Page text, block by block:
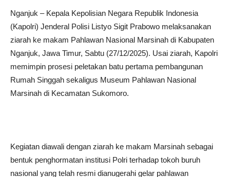
Nganjuk – Kepala Kepolisian Negara Republik Indonesia
(Kapolri) Jenderal Polisi Listyo Sigit Prabowo melaksanakan
ziarah ke makam Pahlawan Nasional Marsinah di Kabupaten
Nganjuk, Jawa Timur, Sabtu (27/12/2025). Usai ziarah, Kapolri
memimpin prosesi peletakan batu pertama pembangunan
Rumah Singgah sekaligus Museum Pahlawan Nasional
Marsinah di Kecamatan Sukomoro.
Kegiatan diawali dengan ziarah ke makam Marsinah sebagai
bentuk penghormatan institusi Polri terhadap tokoh buruh
nasional yang telah resmi dianugerahi gelar pahlawan